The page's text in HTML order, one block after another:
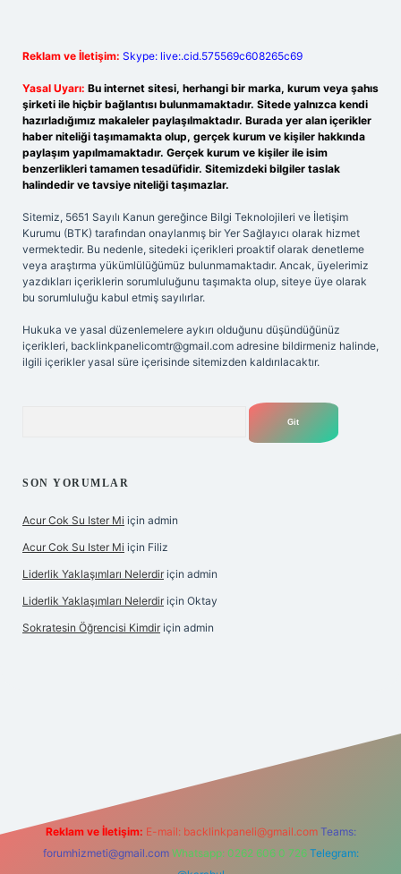
Reklam ve İletişim: Skype: live:.cid.575569c608265c69
Yasal Uyarı: Bu internet sitesi, herhangi bir marka, kurum veya şahıs
şirketi ile hiçbir bağlantısı bulunmamaktadır. Sitede yalnızca kendi
hazırladığımız makaleler paylaşılmaktadır. Burada yer alan içerikler
haber niteliği taşımamakta olup, gerçek kurum ve kişiler hakkında
paylaşım yapılmamaktadır. Gerçek kurum ve kişiler ile isim
benzerlikleri tamamen tesadüfidir. Sitemizdeki bilgiler taslak
halindedir ve tavsiye niteliği taşımazlar.
Sitemiz, 5651 Sayılı Kanun gereğince Bilgi Teknolojileri ve İletişim
Kurumu (BTK) tarafından onaylanmış bir Yer Sağlayıcı olarak hizmet
vermektedir. Bu nedenle, sitedeki içerikleri proaktif olarak denetleme
veya araştırma yükümlülüğümüz bulunmamaktadır. Ancak, üyelerimiz
yazdıkları içeriklerin sorumluluğunu taşımakta olup, siteye üye olarak
bu sorumluluğu kabul etmiş sayılırlar.
Hukuka ve yasal düzenlemelere aykırı olduğunu düşündüğünüz
içerikleri, backlinkpanelicomtr@gmail.com adresine bildirmeniz halinde,
ilgili içerikler yasal süre içerisinde sitemizden kaldırılacaktır.
SON YORUMLAR
Acur Cok Su Ister Mi için admin
Acur Cok Su Ister Mi için Filiz
Liderlik Yaklaşımları Nelerdir için admin
Liderlik Yaklaşımları Nelerdir için Oktay
Sokratesin Öğrencisi Kimdir için admin
Reklam ve İletişim: E-mail: backlinkpaneli@gmail.com Teams:
forumhizmeti@gmail.com Whatsapp: 0262 606 0 726 Telegram: